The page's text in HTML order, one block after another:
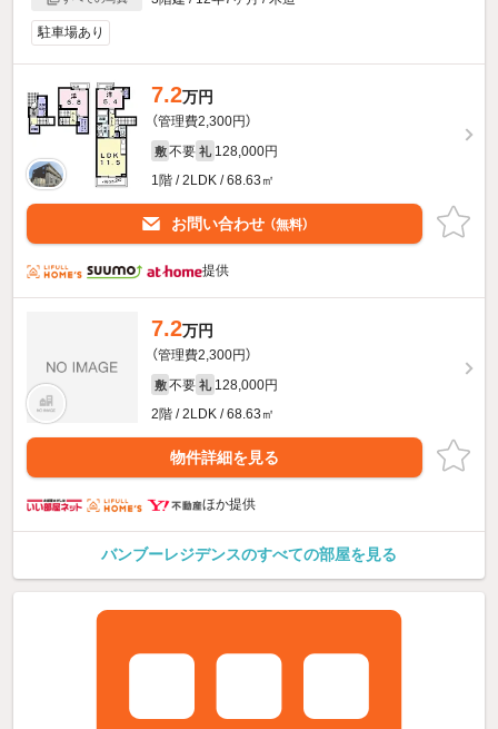
駐車場あり
7.2万円
（管理費2,300円）
敷 不要 礼 128,000円
1階 / 2LDK / 68.63㎡
お問い合わせ （無料）
提供
7.2万円
（管理費2,300円）
敷 不要 礼 128,000円
2階 / 2LDK / 68.63㎡
物件詳細を見る
ほか提供
バンブーレジデンスのすべての部屋を見る